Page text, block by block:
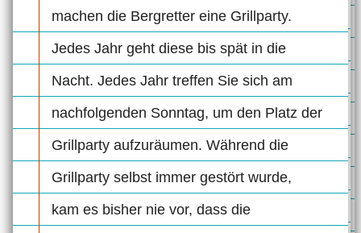
machen die Bergretter eine Grillparty.
Jedes Jahr geht diese bis spät in die
Nacht. Jedes Jahr treffen Sie sich am
nachfolgenden Sonntag, um den Platz der
Grillparty aufzuräumen. Während die
Grillparty selbst immer gestört wurde,
kam es bisher nie vor, dass die